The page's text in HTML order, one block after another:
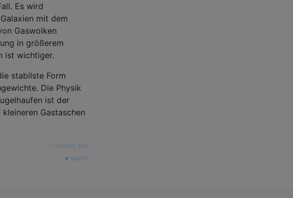
Es wird
mit dem
Gaswolken
in größerem
ist wichtiger.
stabilste Form
Die Physik
ist der
Gastaschen
Nbody sim
quelle